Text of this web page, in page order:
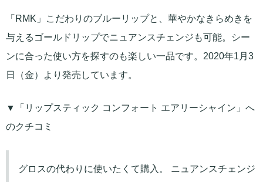
「RMK」こだわりのブルーリップと、華やかなきらめきを
与えるゴールドリップでニュアンスチェンジも可能。シー
ンに合った使い方を探すのも楽しい一品です。2020年1月3
日（金）より発売しています。
▼「リップスティック コンフォート エアリーシャイン」へ
のクチコミ
グロスの代わりに使いたくて購入。 ニュアンスチェンジ